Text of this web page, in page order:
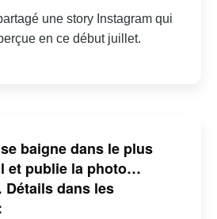
une story Instagram qui
en ce début juillet.
baigne dans le plus
et publie la photo…
dans les